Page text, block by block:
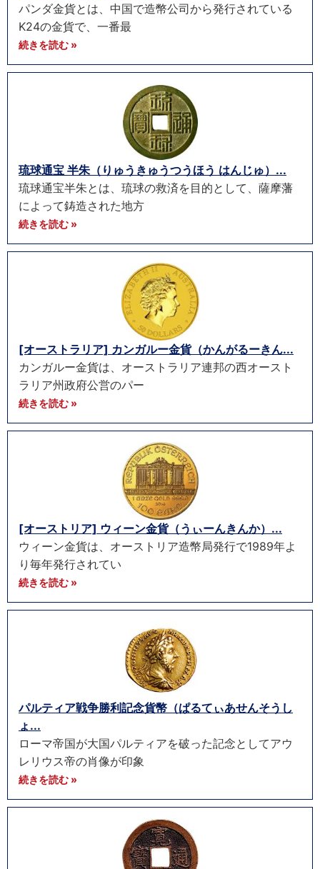
パンダ金貨とは、中国で造幣公司から発行されている
K24の金貨で、一番最
続きを読む »
琉球通宝 半朱（りゅうきゅうつうほう はんじゅ）...
琉球通宝半朱とは、琉球の救済を目的として、薩摩藩
によって鋳造された地方
続きを読む »
[オーストラリア] カンガルー金貨（かんがるーきん...
カンガルー金貨は、オーストラリア連邦の西オースト
ラリア州政府公営のパー
続きを読む »
[オーストリア] ウィーン金貨（うぃーんきんか）...
ウィーン金貨は、オーストリア造幣局発行で1989年よ
り毎年発行されてい
続きを読む »
パルティア戦争勝利記念貨幣（ぱるてぃあせんそうし
ょ...
ローマ帝国が大国パルティアを破った記念としてアウ
レリウス帝の肖像が印象
続きを読む »